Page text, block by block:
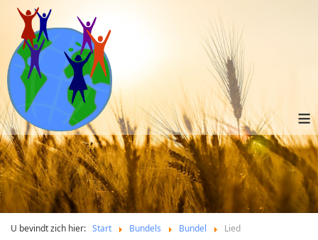
≡
U bevindt zich hier: Start Bundels Bundel Lied